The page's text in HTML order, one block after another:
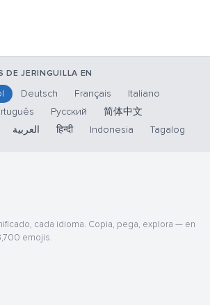
DE JERINGUILLA EN
Deutsch Français
Italiano
Русский
简体中文
العربية हिन्दी Indonesia Tagalog
cada idioma. Copia, pega, explora — en
emojis.